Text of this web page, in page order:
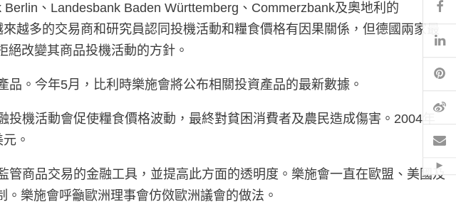
、Landesbank Baden Württemberg、Commerzbank及奧地利的
越多的交易商和研究員認同投機活動和糧食價格有因果關係，但德國兩家最
改變其商品投機活動的方針。
。今年5月，比利時樂施會將公布相關投資產品的最新數據。
機活動會促使糧食價格波動，最終對貧困消費者及農民造成傷害。2004年
。
商品交易的金融工具，並提高此方面的透明度。樂施會一直在歐盟、美國及
樂施會呼籲歐洲理事會仿傚歐洲議會的做法。